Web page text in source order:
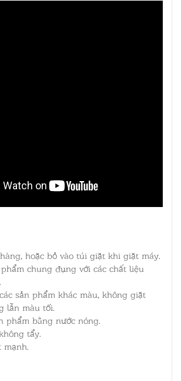
hoặc bỏ vào túi giặt khi giặt máy.
chung đụng với các chất liệu
sản phẩm khác màu, không giặt
lẫn màu tối.
phẩm bằng nước nóng.
tẩy.
mạnh.